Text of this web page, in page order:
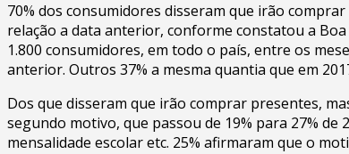
70% dos consumidores disseram que irão
relação a data anterior, conforme constatou a Boa
1.800 consumidores, em todo o país, entre os
anterior. Outros 37% a mesma quantia que em
Dos que disseram que irão comprar presentes,
segundo motivo, que passou de 19% para 27%
mensalidade escolar etc. 25% afirmaram que o